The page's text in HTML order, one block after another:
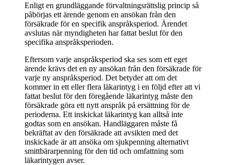
Enligt en grundläggande förvaltningsrättslig princip så
påbörjas ett ärende genom en ansökan från den
försäkrade för en specifik anspråksperiod. Ärendet
avslutas när myndigheten har fattat beslut för den
specifika anspråksperioden.
Eftersom varje anspråksperiod ska ses som ett eget
ärende krävs det en ny ansökan från den försäkrade för
varje ny anspråksperiod. Det betyder att om det
kommer in ett eller flera läkarintyg i en följd efter att vi
fattat beslut för den föregående läkarintyg måste den
försäkrade göra ett nytt anspråk på ersättning för de
perioderna. Ett inskickat läkarintyg kan alltså inte
godtas som en ansökan. Handläggaren måste få
bekräftat av den försäkrade att avsikten med det
inskickade är att ansöka om sjukpenning alternativt
smittbärarpenning för den tid och omfattning som
läkarintygen avser.